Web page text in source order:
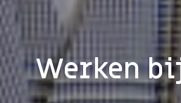
Werken